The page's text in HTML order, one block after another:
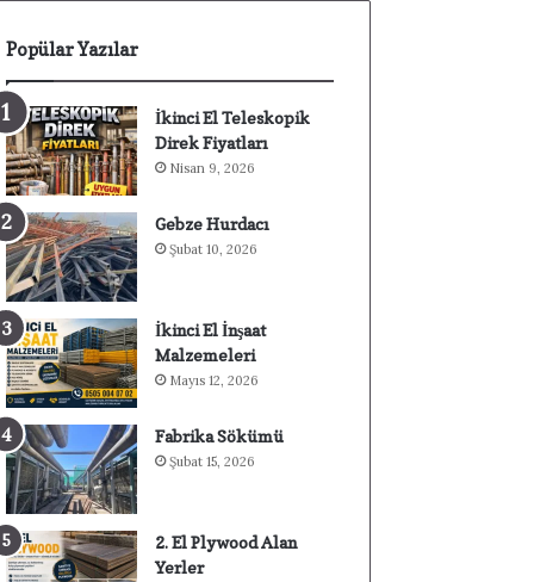
Popülar Yazılar
İkinci El Teleskopik
Direk Fiyatları
Nisan 9, 2026
Gebze Hurdacı
Şubat 10, 2026
İkinci El İnşaat
Malzemeleri
Mayıs 12, 2026
Fabrika Sökümü
Şubat 15, 2026
2. El Plywood Alan
Yerler